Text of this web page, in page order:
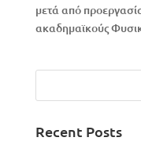
μετά από
ακαδημαϊκούς
Recent Posts